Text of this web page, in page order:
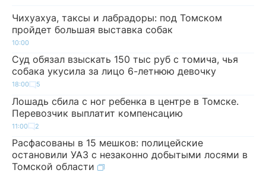
Чихуахуа, таксы и лабрадоры: под Томском
пройдет большая выставка собак
10:00
Суд обязал взыскать 150 тыс руб с томича, чья
собака укусила за лицо 6-летнюю девочку
18:00 5
Лошадь сбила с ног ребенка в центре в Томске.
Перевозчик выплатит компенсацию
11:00 2
Расфасованы в 15 мешков: полицейские
остановили УАЗ с незаконно добытыми лосями в
Томской области